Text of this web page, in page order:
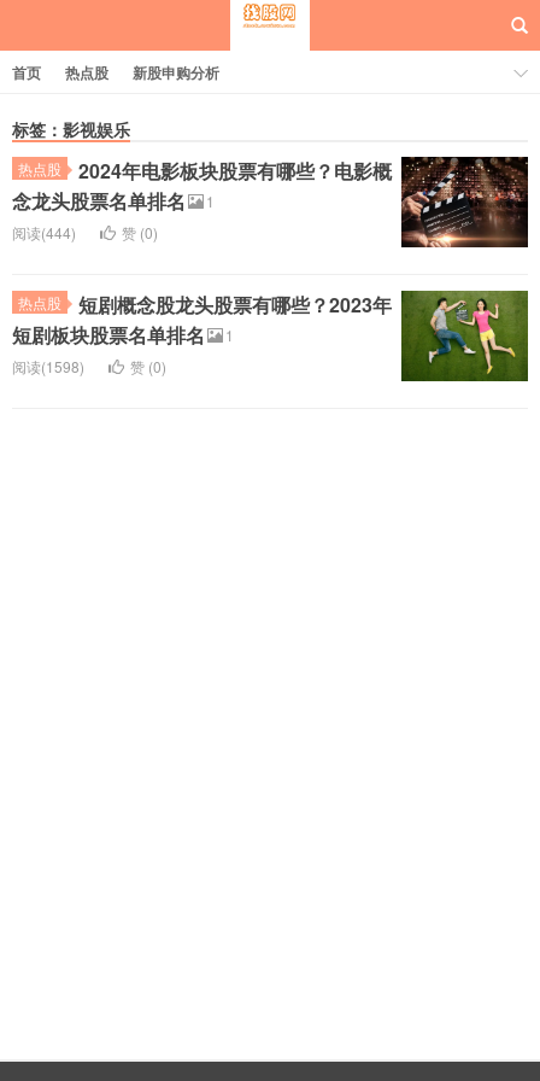
首页 热点股 新股申购分析
标签：影视娱乐
热点股
2024年电影板块股票有哪些？电影概
念龙头股票名单排名
1
阅读(444)
赞 (0)
热点股
短剧概念股龙头股票有哪些？2023年
短剧板块股票名单排名
1
阅读(1598)
赞 (0)